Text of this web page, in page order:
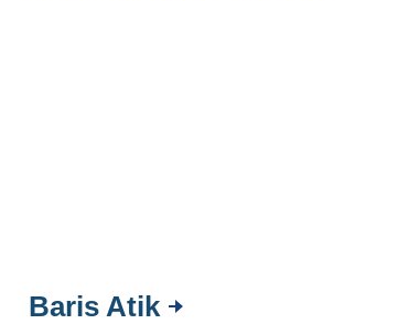
Baris Atik